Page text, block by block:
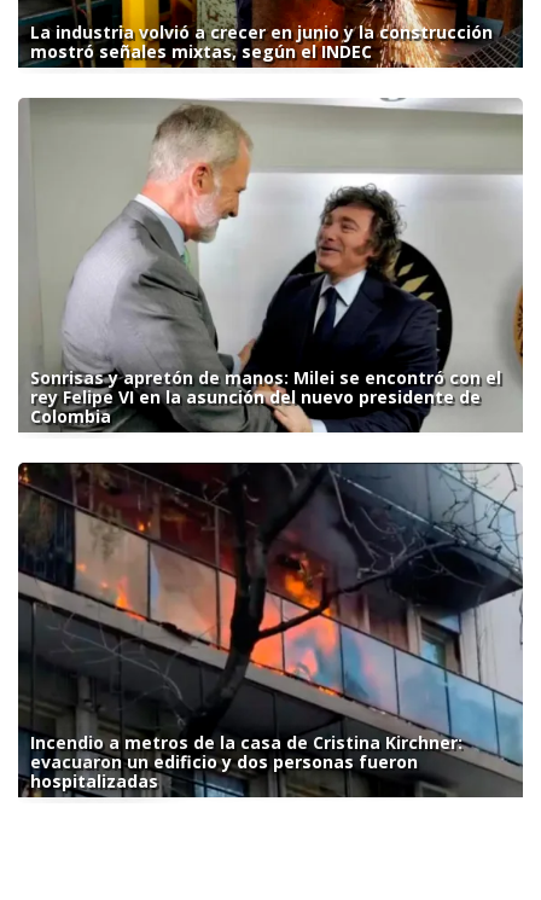
La industria volvió a crecer en junio y la construcción
mostró señales mixtas, según el INDEC
Sonrisas y apretón de manos: Milei se encontró con el
rey Felipe VI en la asunción del nuevo presidente de
Colombia
Incendio a metros de la casa de Cristina Kirchner:
evacuaron un edificio y dos personas fueron
hospitalizadas